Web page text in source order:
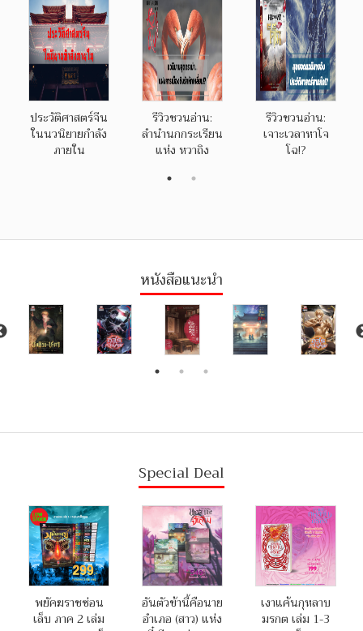
ประวัติศาสตร์จีน
ในนวนิยายกำลัง
ภายใน
รีวิวชวนอ่าน:
ลำนำนกกระเรียน
แห่ง หวาถิง
รีวิวชวนอ่าน:
เจาะเวลาหาโจ
โฉ!?
หนังสือแนะนำ
Special Deal
พยัคฆราชซ่อน
เล็บ ภาค 2 เล่ม
อันตัวข้านี้คือนาย
อำเภอ (สาว) แห่ง
เงาแค้นกุหลาบ
มรกต เล่ม 1-3